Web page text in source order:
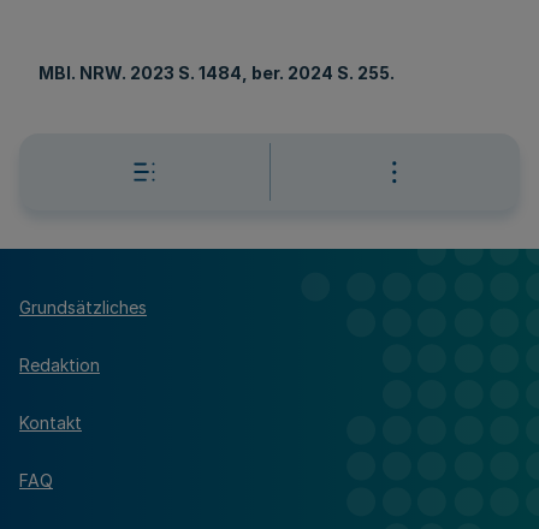
MBl. NRW. 2023 S. 1484, ber. 2024 S. 255.
Grundsätzliches
Redaktion
Kontakt
FAQ